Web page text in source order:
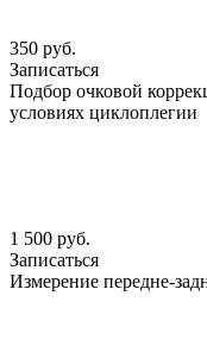
350 руб.
Записаться
Подбор очковой
условиях
1 500 руб.
Записаться
Измерение передне-